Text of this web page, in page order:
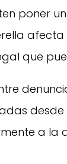
poner
que
desde
a la